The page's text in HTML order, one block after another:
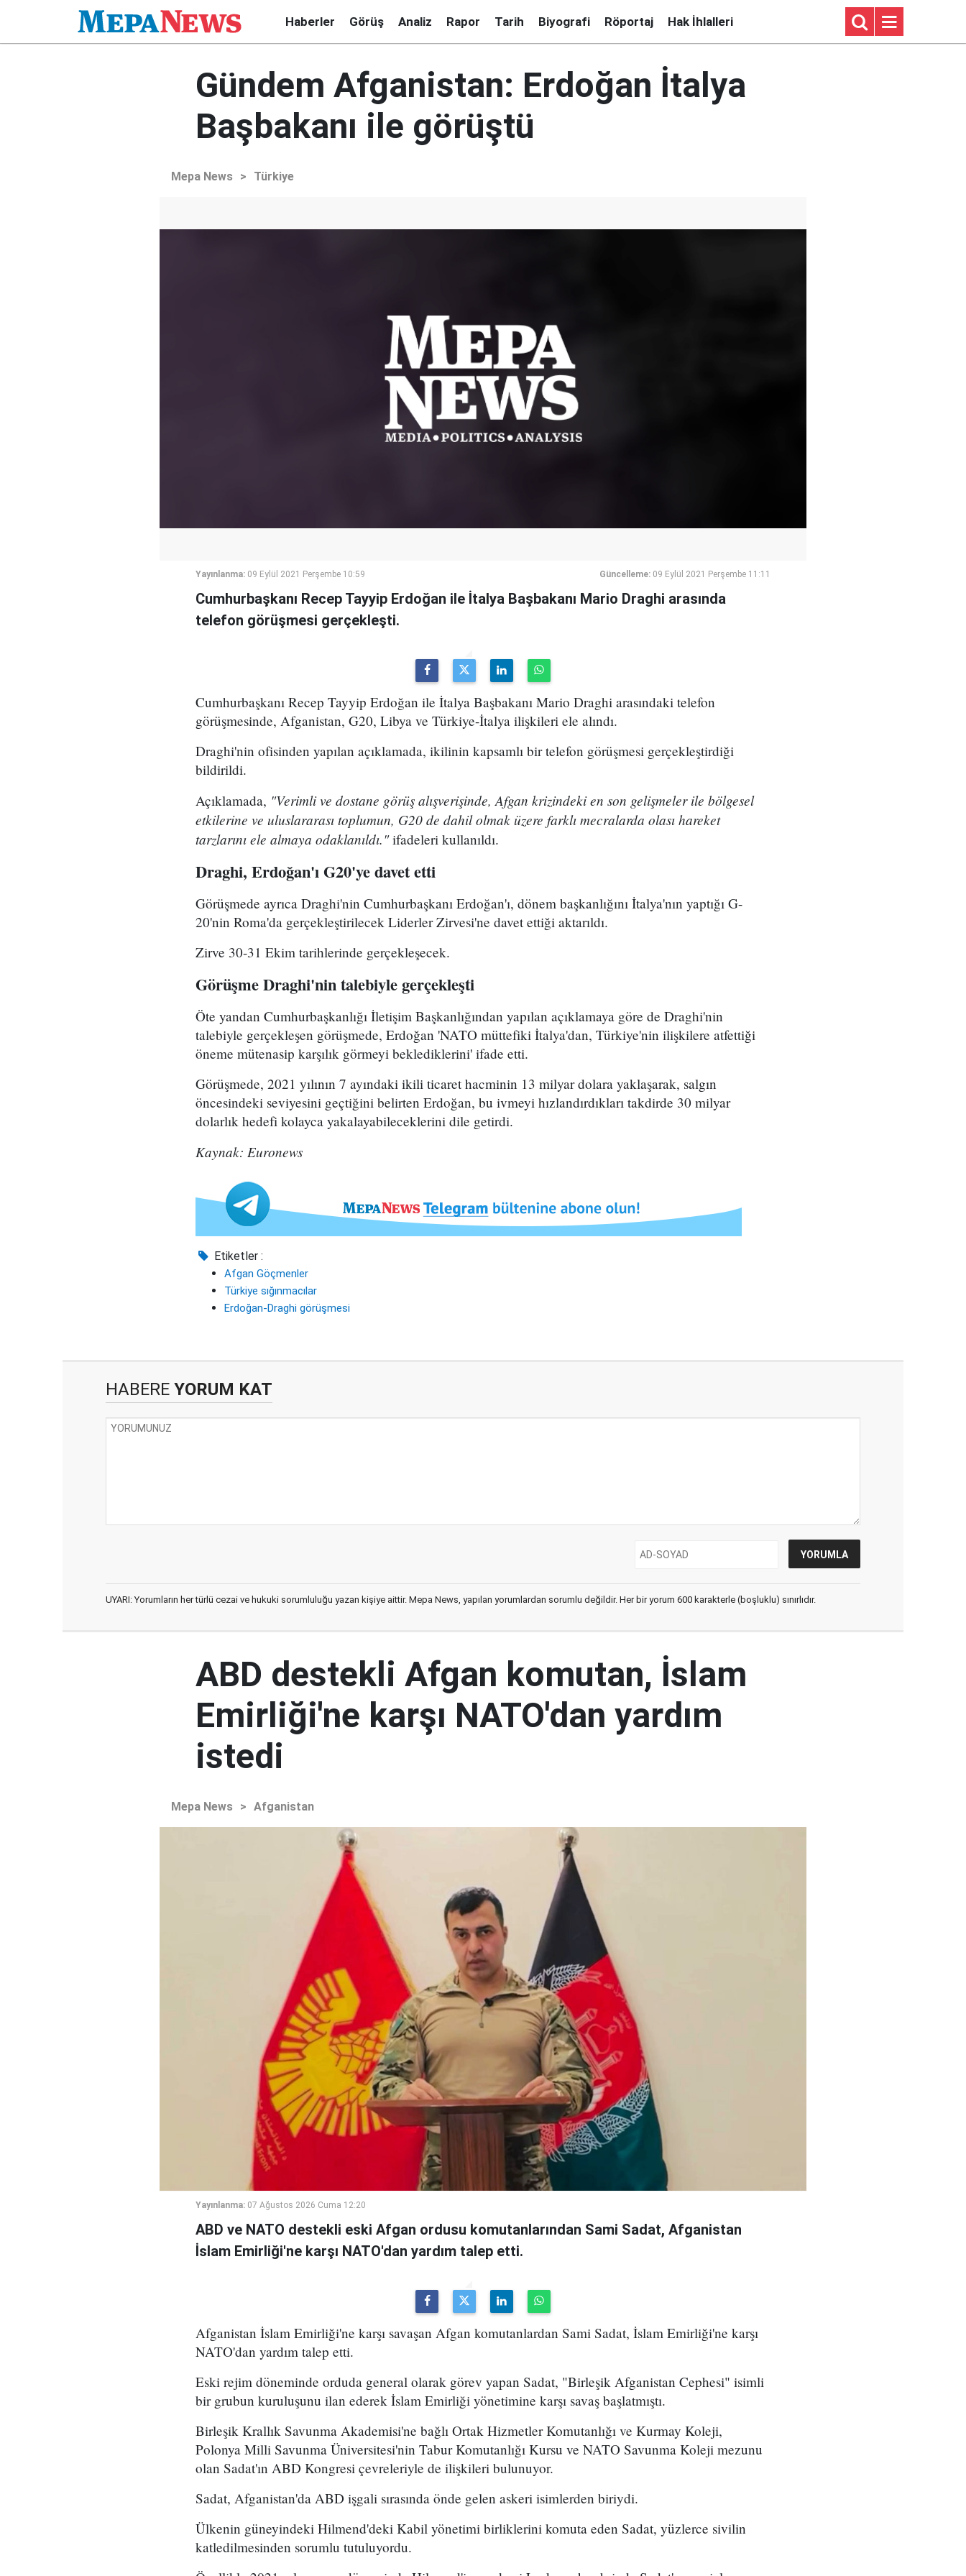
Haberler Görüş Analiz Rapor Tarih Biyografi Röportaj Hak İhlalleri
Gündem Afganistan: Erdoğan İtalya
Başbakanı ile görüştü
Mepa News > Türkiye
Yayınlanma: 09 Eylül 2021 Perşembe 10:59 Güncelleme: 09 Eylül 2021 Perşembe 11:11
Cumhurbaşkanı Recep Tayyip Erdoğan ile İtalya Başbakanı Mario Draghi arasında
telefon görüşmesi gerçekleşti.
Cumhurbaşkanı Recep Tayyip Erdoğan ile İtalya Başbakanı Mario Draghi arasındaki telefon
görüşmesinde, Afganistan, G20, Libya ve Türkiye-İtalya ilişkileri ele alındı.
Draghi'nin ofisinden yapılan açıklamada, ikilinin kapsamlı bir telefon görüşmesi gerçekleştirdiği
bildirildi.
Açıklamada, "Verimli ve dostane görüş alışverişinde, Afgan krizindeki en son gelişmeler ile bölgesel
etkilerine ve uluslararası toplumun, G20 de dahil olmak üzere farklı mecralarda olası hareket
tarzlarını ele almaya odaklanıldı."ifadeleri kullanıldı.
Draghi, Erdoğan'ı G20'ye davet etti
Görüşmede ayrıca Draghi'nin Cumhurbaşkanı Erdoğan'ı, dönem başkanlığını İtalya'nın yaptığı G-
20'nin Roma'da gerçekleştirilecek Liderler Zirvesi'ne davet ettiği aktarıldı.
Zirve 30-31 Ekim tarihlerinde gerçekleşecek.
Görüşme Draghi'nin talebiyle gerçekleşti
Öte yandan Cumhurbaşkanlığı İletişim Başkanlığından yapılan açıklamaya göre de Draghi'nin
talebiyle gerçekleşen görüşmede, Erdoğan 'NATO müttefiki İtalya'dan, Türkiye'nin ilişkilere atfettiği
öneme mütenasip karşılık görmeyi beklediklerini' ifade etti.
Görüşmede, 2021 yılının 7 ayındaki ikili ticaret hacminin 13 milyar dolara yaklaşarak, salgın
öncesindeki seviyesini geçtiğini belirten Erdoğan, bu ivmeyi hızlandırdıkları takdirde 30 milyar
dolarlık hedefi kolayca yakalayabileceklerini dile getirdi.
Kaynak: Euronews
Etiketler :
Afgan Göçmenler
Türkiye sığınmacılar
Erdoğan-Draghi görüşmesi
HABERE YORUM KAT
UYARI: Yorumların her türlü cezai ve hukuki sorumluluğu yazan kişiye aittir. Mepa News, yapılan yorumlardan sorumlu değildir. Her bir yorum 600 karakterle (boşluklu) sınırlıdır.
ABD destekli Afgan komutan, İslam
Emirliği'ne karşı NATO'dan yardım
istedi
Mepa News > Afganistan
Yayınlanma: 07 Ağustos 2026 Cuma 12:20
ABD ve NATO destekli eski Afgan ordusu komutanlarından Sami Sadat, Afganistan
İslam Emirliği'ne karşı NATO'dan yardım talep etti.
Afganistan İslam Emirliği'ne karşı savaşan Afgan komutanlardan Sami Sadat, İslam Emirliği'ne karşı
NATO'dan yardım talep etti.
Eski rejim döneminde orduda general olarak görev yapan Sadat, "Birleşik Afganistan Cephesi" isimli
bir grubun kuruluşunu ilan ederek İslam Emirliği yönetimine karşı savaş başlatmıştı.
Birleşik Krallık Savunma Akademisi'ne bağlı Ortak Hizmetler Komutanlığı ve Kurmay Koleji,
Polonya Milli Savunma Üniversitesi'nin Tabur Komutanlığı Kursu ve NATO Savunma Koleji mezunu
olan Sadat'ın ABD Kongresi çevreleriyle de ilişkileri bulunuyor.
Sadat, Afganistan'da ABD işgali sırasında önde gelen askeri isimlerden biriydi.
Ülkenin güneyindeki Hilmend'deki Kabil yönetimi birliklerini komuta eden Sadat, yüzlerce sivilin
katledilmesinden sorumlu tutuluyordu.